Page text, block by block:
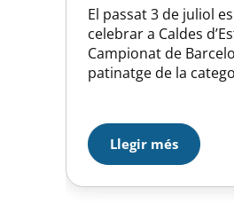
El passat 3 de juliol
celebrar a Caldes
Campionat de
patinatge de la
Martínez, que va
19a posició del seu
felicitats!
Llegir més